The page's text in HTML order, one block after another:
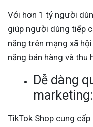
Với hơn 1 tỷ người
giúp người dùng tiếp
năng trên mạng xã
năng bán hàng và thu
Dễ dàng
marketing:
TikTok Shop cung